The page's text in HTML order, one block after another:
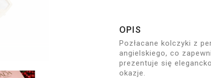
OPIS
Pozłacane kolczyki z
angielskiego, co
prezentuje się
okazje.